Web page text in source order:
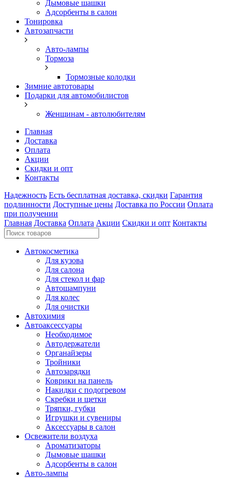
Дымовые шашки
Адсорбенты в салон
Тонировка
Автозапчасти
Авто-лампы
Тормоза
Тормозные колодки
Зимние автотовары
Подарки для автомобилистов
Женщинам - автолюбителям
Главная
Доставка
Оплата
Акции
Скидки и опт
Контакты
Надежность Есть бесплатная доставка, скидки Гарантия
подлинности Доступные цены Доставка по России Оплата
при получении
Главная Доставка Оплата Акции Скидки и опт Контакты
Автокосметика
Для кузова
Для салона
Для стекол и фар
Автошампуни
Для колес
Для очистки
Автохимия
Автоаксессуары
Необходимое
Автодержатели
Органайзеры
Тройники
Автозарядки
Коврики на панель
Накидки с подогревом
Скребки и щетки
Тряпки, губки
Игрушки и сувениры
Аксессуары в салон
Освежители воздуха
Ароматизаторы
Дымовые шашки
Адсорбенты в салон
Авто-лампы